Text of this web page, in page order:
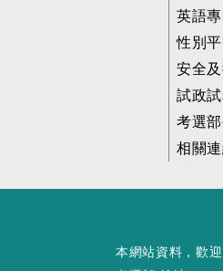
英語
性別
安全
試政
考選
相關
本網站資料，歡